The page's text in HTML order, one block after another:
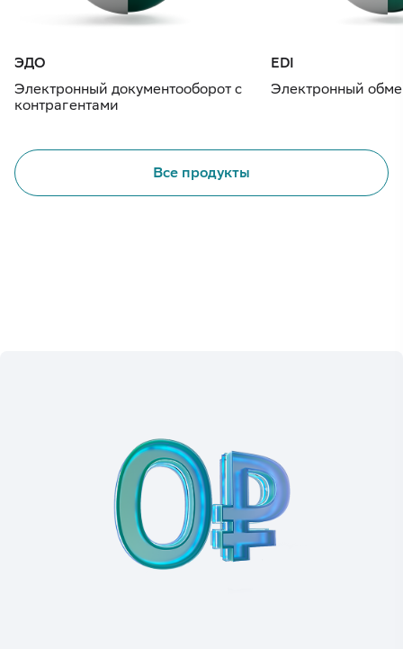
ЭДО
Электронный документооборот с
контрагентами
EDI
Электронный
Все продукты